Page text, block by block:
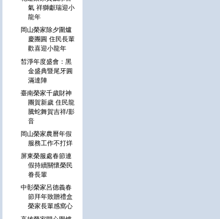
氣 祥獅獻瑞迎小
龍年
岡山榮家除夕圍爐
慶團圓 住民長輩
歡喜迎小龍年
皙淨年度盛會：黑
金盛典暨尾牙圓
滿達陣
臺南榮家千歲財神
團賀新歲 住民龍
騰蛇舞賀吉祥/影
音
岡山榮家農曆年假
服務工作不打烊
屏東榮服處春節連
假持續關懷榮民
眷長輩
中彰榮家呂德義春
節拜年致贈禮盒
榮家長輩感窩心